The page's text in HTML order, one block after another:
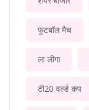
फुटबॉल मैच
ला लीगा
टी20 वर्ल्ड कप